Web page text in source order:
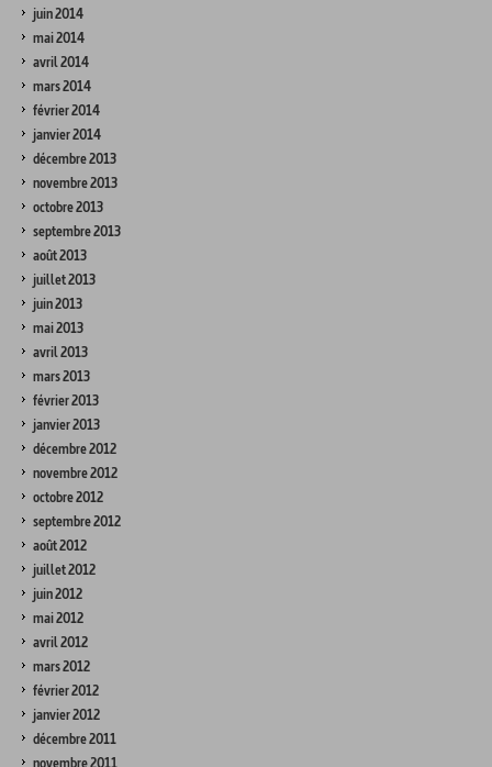
juin 2014
mai 2014
avril 2014
mars 2014
février 2014
janvier 2014
décembre 2013
novembre 2013
octobre 2013
septembre 2013
août 2013
juillet 2013
juin 2013
mai 2013
avril 2013
mars 2013
février 2013
janvier 2013
décembre 2012
novembre 2012
octobre 2012
septembre 2012
août 2012
juillet 2012
juin 2012
mai 2012
avril 2012
mars 2012
février 2012
janvier 2012
décembre 2011
novembre 2011